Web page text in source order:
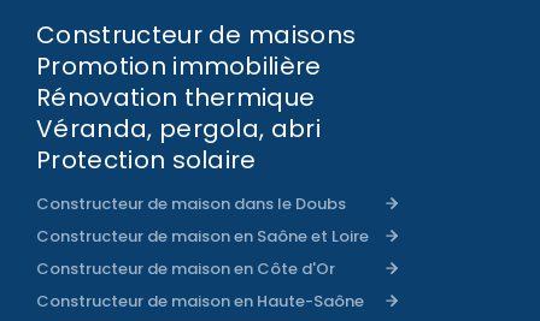
Constructeur de maisons
Promotion immobilière
Rénovation thermique
Véranda, pergola, abri
Protection solaire
Constructeur de maison dans le Doubs
Constructeur de maison en Saône et Loire
Constructeur de maison en Côte d'Or
Constructeur de maison en Haute-Saône